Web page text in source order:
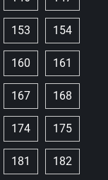
153 154
160 161
167 168
174 175
181 182